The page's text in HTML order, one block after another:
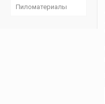
Пиломатериалы